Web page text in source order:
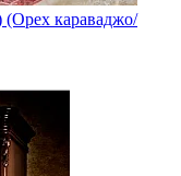
караваджо/